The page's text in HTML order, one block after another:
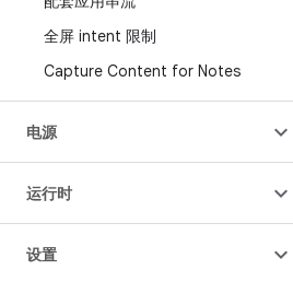
全屏 intent 限制
Capture Content for Notes
电源
运行时
设置